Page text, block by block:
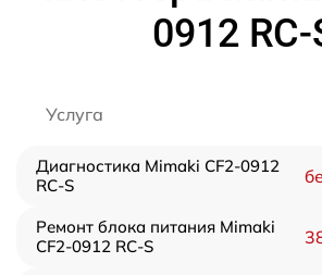
0912 RC-
Услуга
Диагностика Mimaki CF2-0912
RC-S
Ремонт блока питания Mimaki
CF2-0912 RC-S